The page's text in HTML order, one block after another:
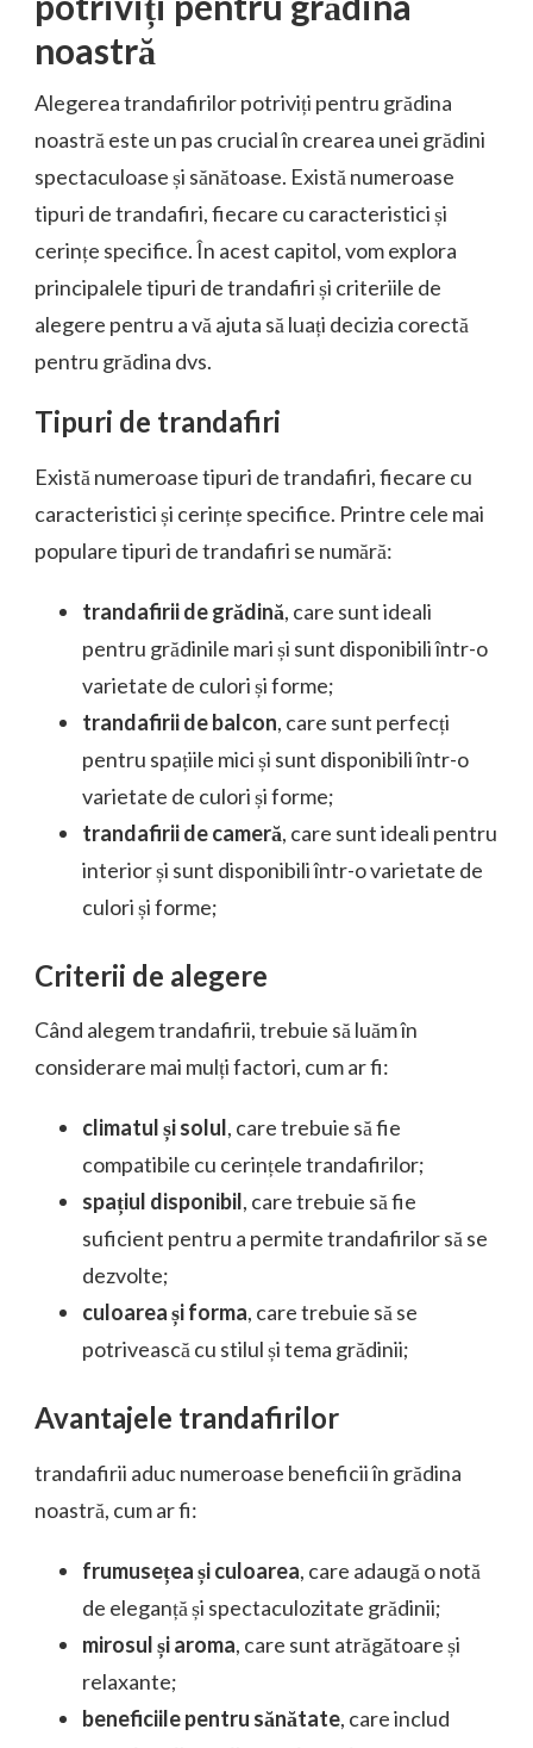
noastră
Alegerea trandafirilor potriviți pentru grădina
noastră este un pas crucial în crearea unei grădini
spectaculoase și sănătoase. Există numeroase
tipuri de trandafiri, fiecare cu caracteristici și
cerințe specifice. În acest capitol, vom explora
principalele tipuri de trandafiri și criteriile de
alegere pentru a vă ajuta să luați decizia corectă
pentru grădina dvs.
Tipuri de trandafiri
Există numeroase tipuri de trandafiri, fiecare cu
caracteristici și cerințe specifice. Printre cele mai
populare tipuri de trandafiri se numără:
trandafirii de grădină, care sunt ideali
pentru grădinile mari și sunt disponibili într-o
varietate de culori și forme;
trandafirii de balcon, care sunt perfecți
pentru spațiile mici și sunt disponibili într-o
varietate de culori și forme;
trandafirii de cameră, care sunt ideali pentru
interior și sunt disponibili într-o varietate de
culori și forme;
Criterii de alegere
Când alegem trandafirii, trebuie să luăm în
considerare mai mulți factori, cum ar fi:
climatul și solul, care trebuie să fie
compatibile cu cerințele trandafirilor;
spațiul disponibil, care trebuie să fie
suficient pentru a permite trandafirilor să se
dezvolte;
culoarea și forma, care trebuie să se
potrivească cu stilul și tema grădinii;
Avantajele trandafirilor
trandafirii aduc numeroase beneficii în grădina
noastră, cum ar fi:
frumusețea și culoarea, care adaugă o notă
de eleganță și spectaculozitate grădinii;
mirosul și aroma, care sunt atrăgătoare și
relaxante;
beneficiile pentru sănătate, care includ